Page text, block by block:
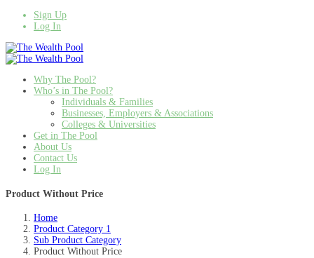
Sign Up
Log In
Why The Pool?
Who’s in The Pool?
Individuals & Families
Businesses, Employers & Associations
Colleges & Universities
Get in The Pool
About Us
Contact Us
Log In
Product Without Price
Home
Product Category 1
Sub Product Category
Product Without Price